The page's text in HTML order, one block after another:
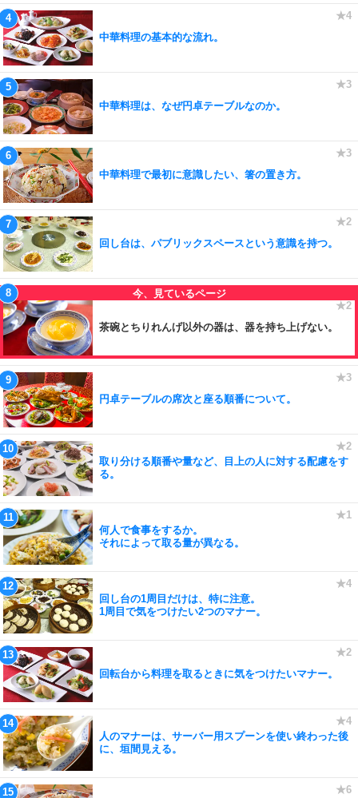
中華料理の基本的な流れ。
中華料理は、なぜ円卓テーブルなのか。
中華料理で最初に意識したい、箸の置き方。
回し台は、パブリックスペースという意識を持つ。
茶碗とちりれんげ以外の器は、器を持ち上げない。
円卓テーブルの席次と座る順番について。
取り分ける順番や量など、目上の人に対する配慮をす
る。
何人で食事をするか。
それによって取る量が異なる。
回し台の1周目だけは、特に注意。
1周目で気をつけたい2つのマナー。
回転台から料理を取るときに気をつけたいマナー。
人のマナーは、サーバー用スプーンを使い終わった後
に、垣間見える。